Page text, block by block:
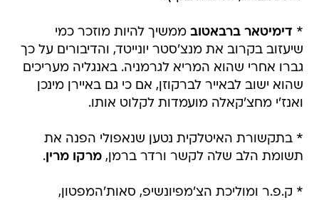
* דימיטאר ברבאטוב ממשיך להיות מוזכר כמי
שיעזוב בקרוב את מנצ'סטר יונייטד, והדיבורים על כך
גברו אחרי שהוא המריא לגרמניה. באנגליה מעריכים
שהוא ישוב לבאייר לברקוזן, אם כי גם באיירן מינכן
ואנז'י מחצ'קאלה מועמדות לקלוט אותו.
* בתקשורת האיטלקית נטען שנאפולי הפנה את
תשומת הלב שלה לקשר ורדר ברמן,מרקו מרין.
* ק.פ.ר ומוליכת הצ'מפיונשיפ, סאות'המפטון,